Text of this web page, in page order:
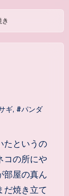
ギ, #パンダ
コの所にや
部屋の真ん
だ焼き立て